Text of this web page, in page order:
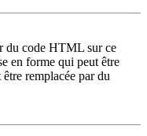
du code HTML sur ce
en forme qui peut être
remplacée par du